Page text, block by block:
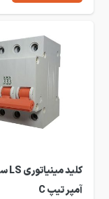
آمپر تیپ C